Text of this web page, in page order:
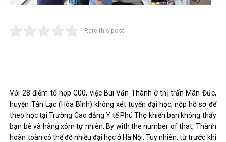
Rate this post
Với 28 điểm tổ hợp C00, việc Bùi Văn Thành ở thị trấn Mãn Đức,
huyện Tân Lạc (Hòa Bình) không xét tuyển đại học, nộp hồ sơ để
theo học tại Trường Cao đẳng Y tế Phú Thọ khiến bạn không thấy
bạn bè và hàng xóm tự nhiên. By with the number of that, Thành
hoàn toàn có thể đỗ nhiều đại học ở Hà Nội. Tuy nhiên, từ trước khi